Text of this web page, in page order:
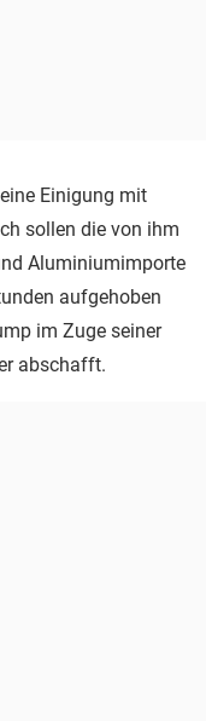
Einigung mit
sollen die von ihm
Aluminiumimporte
aufgehoben
im Zuge seiner
abschafft.